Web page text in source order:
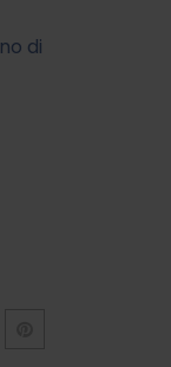
di